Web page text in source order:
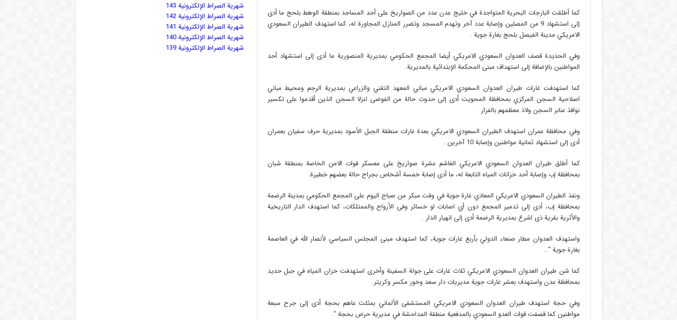
كما أطلقت البارجات البحرية المتواجدة في خليج عدن عدد من الصواريخ على أحد المساجد بمنطقة الوهط بلحج ما أدى
إلى استشهاد 9 من المصلين وإصابة عدد آخر وتهدم المسجد وتضرر المنازل المجاورة له، كما استهدف الطيران السعودي
الامريكي مدينة الفيصل بلحج بغارة جوية .
وفي الحديدة قصف العدوان السعودي الامريكي أيضا المجمع الحكومي بمديرية المنصورية ما أدى إلى استشهاد أحد
المواطنين بالإضافة إلى استهداف مبنى المحكمة الإبتدائية بالمديرية.
كما استهدفت غارات طيران العدوان السعودي الامريكي مباني المعهد التقني والزراعي بمديرية الرجم ومحيط مباني
اصلاحية السجن المركزي بمحافظة المحويت أدى إلى حدوث حالة من الفوضى لنزلا السجن الذين أقدموا على تكسير
نوافذ عنابر السجن ولاذ معظمهم بالفرار.
وفي محافظة عمران استهدف الطيران السعودي الامريكي بعدة غارات منطقة الجبل الأسود بمديرية حرف سفيان بعمران
أدى إلى استشهاد ثمانية مواطنين وإصابة 10 آخرين .
كما أطلق طيران العدوان السعودي الامريكي الغاشم عشرة صواريخ على معسكر قوات الامن الخاصة بمنطقة شبان
بمحافظة إب وإصابة أحد خزانات المياه التابعة له، ما أدى إصابة خمسة أشخاص بجراح حالة بعضهم خطيرة.
ونفذ الطيران السعودي الامريكي المعادي غارة جوية في وقت مبكر من صباح اليوم على المجمع الحكومي بمدينة الرضمة
بمحافظة إب، أدى إلى تدمير المجمع دون أي اصابات او خسائر وفى الأرواح والممتلكات، كما استهدف الدار التاريخية
والأثرية بقرية ذى اشرع بمديرية الرضمة أدى إلى انهيار الدار .
واستهدف العدوان مطار صنعاء الدولي بأربع غارات جوية، كما استهدف مبنى المجلس السياسي لأنصار الله في العاصمة
بغارة جوية “..
كما شن طيران العدوان السعودي الامريكي ثلاث غارات على جولة السفينة وأخرى استهدفت خزان المياه في جبل حديد
بمحافظة عدن واستهدف بعشر غارات جوية مديريات دار سعد وخور مكسر وكريتر.
وفي حجة استهدف طيران العدوان السعودي الامريكي المستشفى الألماني بمثلث عاهم بحجة أدى إلى جرح سبعة
مواطنين كما قصفت قوات العدو السعودي بالمدفعية منطقة المداحشة في مديرية حرض بحجة “.
شهریة الصراط الإلكترونية 143
شهریة الصراط الإلكترونية 142
شهریة الصراط الإلكترونية 141
شهریة الصراط الإلكترونية 140
شهریة الصراط الإلكترونية 139